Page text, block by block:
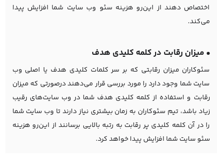
اختصاص دهند از این‌رو هزینه سئو وب سایت شما افزایش پیدا
می‌کند.
• میزان رقابت در کلمه کلیدی هدف
سئوکاران میزان رقابتی که بر سر کلمات کلیدی هدف یا اصلی وب
سایت شما وجود دارد را مورد بررسی قرار می‌دهند درصورتی که میزان
رقابت و استفاده از کلمه کلیدی هدف شما در وب سایت‌های رقیب
زیاد باشد، تیم سئوکاران به زمان بیشتری نیاز دارند تا وب سایت شما
را در آن کلمه کلیدی پر رقابت به رتبه بالایی برسانند از این‌رو هزینه
سئو سایت شما افزایش پیدا خواهد کرد.